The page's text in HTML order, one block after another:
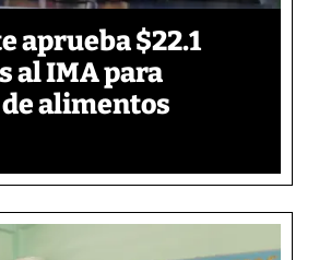
aprueba $22.1
al IMA para
alimentos